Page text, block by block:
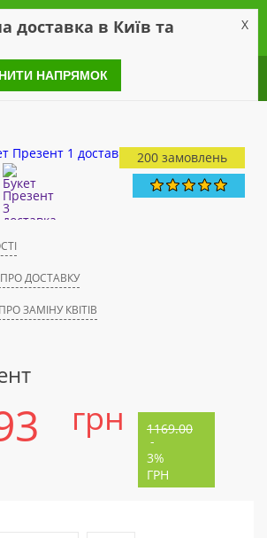
55
200 замовлень
ДОСТАВКУ
ЗАМІНУ КВІТІВ
грн 1169.00
-
3%
ГРН
доставка в Київ та X
НАПРЯМОК